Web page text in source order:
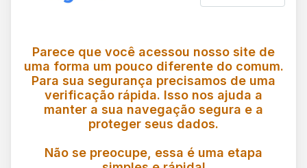
Parece que você acessou nosso site de
uma forma um pouco diferente do comum.
Para sua segurança precisamos de uma
verificação rápida. Isso nos ajuda a
manter a sua navegação segura e a
proteger seus dados.
Não se preocupe, essa é uma etapa